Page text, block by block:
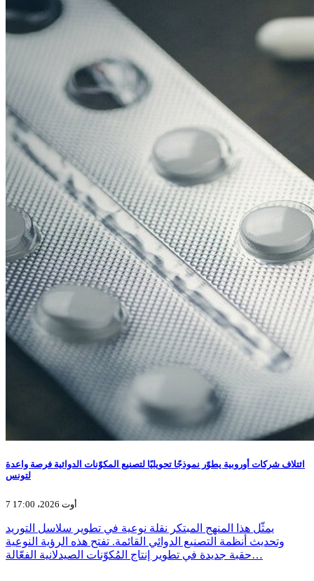
ائتلاف شركات أوروبية يطوّر نموذجًا تحويليًا لتصنيع المكوّنات الدوائية فرصة واعدة
لتونس
7 أوت 2026، 17:00
يمثّل هذا المنهج المبتكر نقلة نوعية في تطوير سلاسل التوريد
وتحديث أنظمة التصنيع الدوائي القائمة. تفتح هذه الرؤية النوعية
حقبة جديدة في تطوير إنتاج المُكوّنات الصيدلانية الفعّالة…